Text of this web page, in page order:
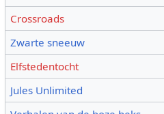
Crossroads
Zwarte sneeuw
Elfstedentocht
Jules Unlimited